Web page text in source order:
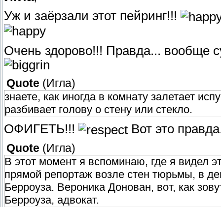
Уж и заёрзали этот пейринг!!!
Очень здорово!!! Правда... вообще
Quote (Игла)
знаете, как иногда в комнату залетает
разбивает голову о стену или стекло.
ОФИГЕТЬ!!! Вот это
Quote (Игла)
В этот момент я вспоминаю, где я видел
прямой репортаж возле стен тюрьмы, в
Берроуза. Вероника Донован, вот, как
Берроуза, адвокат.